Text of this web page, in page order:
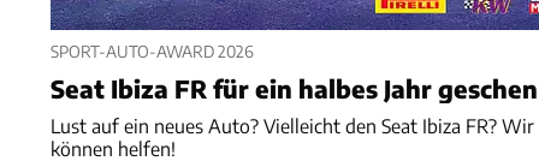
SPORT-AUTO-AWARD 2026
Seat Ibiza FR für ein halbes Jahr
Lust auf ein neues Auto? Vielleicht den Seat Ibiza FR? Wir
können helfen!